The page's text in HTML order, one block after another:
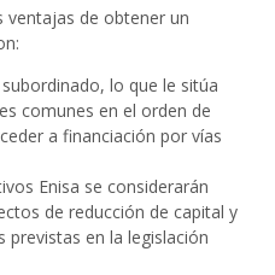
ventajas de obtener un
lo que le sitúa
comunes en el orden de
a financiación por vías
Enisa se considerarán
de reducción de capital y
previstas en la legislación